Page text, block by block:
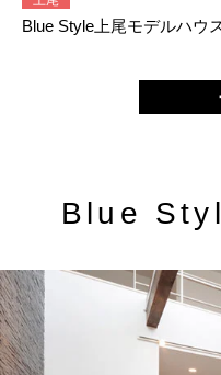
Blue Style上尾モデルハウ
Blue